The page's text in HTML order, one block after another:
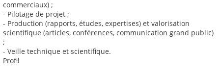
commerciaux) ;
- Pilotage de projet ;
- Production (rapports, études, expertises) et valorisation
scientifique (articles, conférences, communication grand public)
;
- Veille technique et scientifique.
Profil